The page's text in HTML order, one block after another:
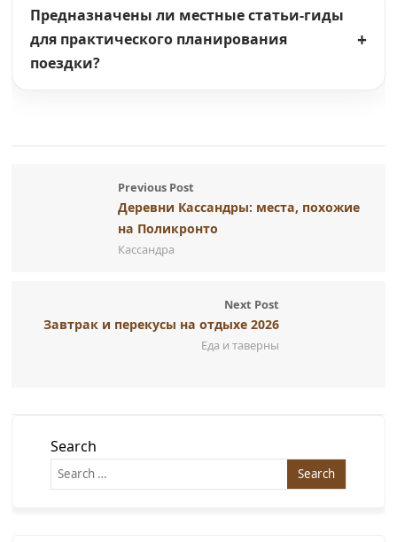
Предназначены ли местные статьи-гиды
для практического планирования
поездки?
Previous Post
Деревни Кассандры: места, похожие
на Поликронто
Кассандра
Next Post
Завтрак и перекусы на отдыхе 2026
Еда и таверны
Search